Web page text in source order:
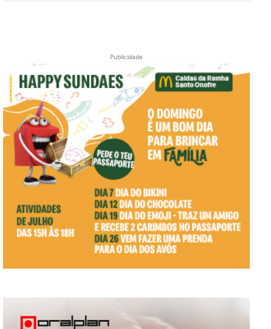
Publicidade